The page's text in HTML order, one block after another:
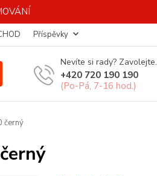
Příspěvky
Nevíte si rady? Zavolejte.
+420 720 190 190
(Po-Pá, 7-16 hod.)
černý